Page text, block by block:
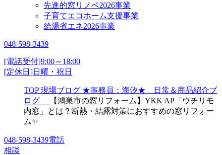
先進的窓リノベ2026事業
子育てエコホーム支援事業
給湯省エネ2026事業
048-598-3439
[電話受付]9:00～18:00
[定休日]日曜・祝日
TOP 現場ブログ ★事務員：海汐★ 日常＆商品紹介ブ
ログ
【鴻巣市の窓リフォーム】YKK AP「ウチリモ
内窓」とは？断熱・結露対策におすすめの窓リフォー
ム✨
048-598-3439電話
相談